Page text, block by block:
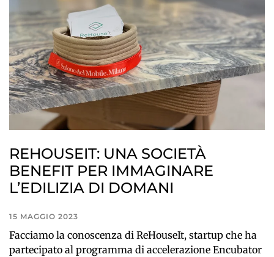
REHOUSEIT: UNA SOCIETÀ
BENEFIT PER IMMAGINARE
L’EDILIZIA DI DOMANI
15 MAGGIO 2023
Facciamo la conoscenza di ReHouseIt, startup che ha
partecipato al programma di accelerazione Encubator